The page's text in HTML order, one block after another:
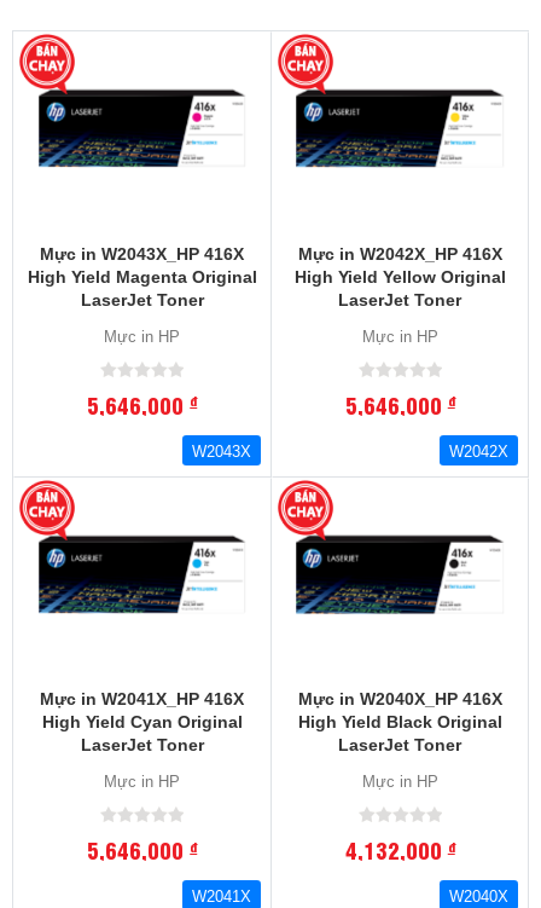
Mực in W2043X_HP 416X
High Yield Magenta Original
LaserJet Toner
Trang In:6000.Máy In
Tương ThíchM454, M479
Mực in HP
5,646,000đ
W2043X
Mực in W2042X_HP 416X
High Yield Yellow Original
LaserJet Toner
Trang In:6000.Máy In
Tương ThíchM454, M479
Mực in HP
5,646,000đ
W2042X
Mực in W2041X_HP 416X
High Yield Cyan Original
LaserJet Toner
Trang In:6000.Máy In
Tương ThíchM454, M479
Mực in HP
5,646,000đ
W2041X
Mực in W2040X_HP 416X
High Yield Black Original
LaserJet Toner
Trang In:6000.Máy In
Tương ThíchM454, M479
Mực in HP
4,132,000đ
W2040X